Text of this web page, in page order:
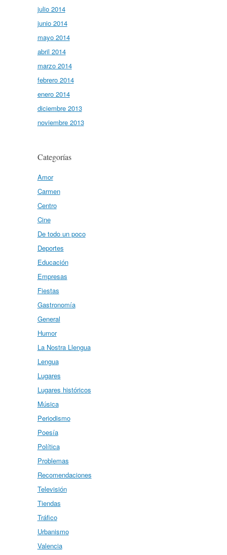
julio 2014
junio 2014
mayo 2014
abril 2014
marzo 2014
febrero 2014
enero 2014
diciembre 2013
noviembre 2013
Categorías
Amor
Carmen
Centro
Cine
De todo un poco
Deportes
Educación
Empresas
Fiestas
Gastronomía
General
Humor
La Nostra Llengua
Lengua
Lugares
Lugares históricos
Música
Periodismo
Poesía
Política
Problemas
Recomendaciones
Televisión
Tiendas
Tráfico
Urbanismo
Valencia